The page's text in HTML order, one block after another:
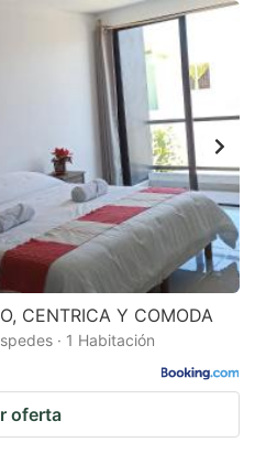
CENTRICA Y COMODA
· 1 Habitación
oferta